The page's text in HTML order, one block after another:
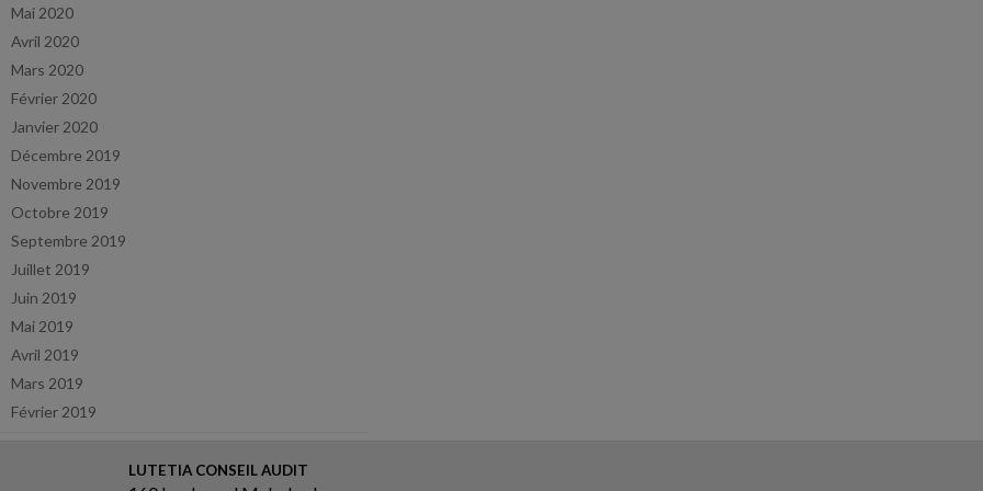
Mai 2020
Avril 2020
Mars 2020
Février 2020
Janvier 2020
Décembre 2019
Novembre 2019
Octobre 2019
Septembre 2019
Juillet 2019
Juin 2019
Mai 2019
Avril 2019
Mars 2019
Février 2019
LUTETIA CONSEIL AUDIT